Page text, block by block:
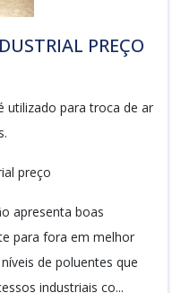
PREÇO
utilizado para troca de ar
preço
apresenta boas
para fora em melhor
de poluentes que
industriais co...